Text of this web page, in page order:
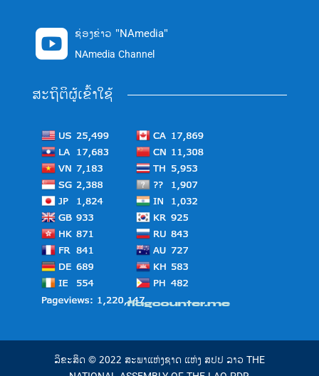
 ຊ່ອງຂ່າວ "NAmedia"
NAmedia Channel
ສະຖິຕິຜູ້ເຂົ້າໃຊ້
ລິຂະສິດ © 2022 ສະພາແຫ່ງຊາດ ແຫ່ງ ສປປ ລາວ THE